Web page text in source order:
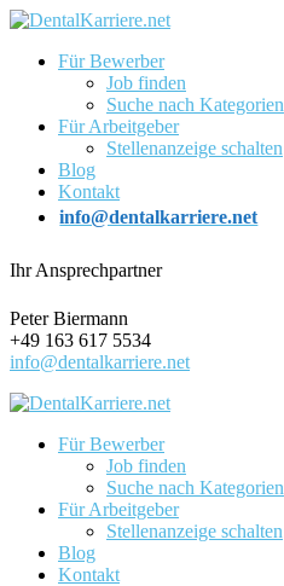
Für Bewerber
Job finden
Suche nach Kategorien
Für Arbeitgeber
Stellenanzeige schalten
Blog
Kontakt
info@dentalkarriere.net
Ihr Ansprechpartner
Peter Biermann
+49 163 617 5534
info@dentalkarriere.net
Für Bewerber
Job finden
Suche nach Kategorien
Für Arbeitgeber
Stellenanzeige schalten
Blog
Kontakt